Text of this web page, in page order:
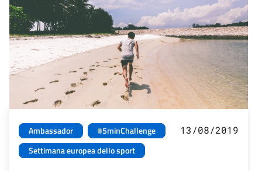
Ambassador
#5minChallenge
Settimana europea dello sport
13/08/2019